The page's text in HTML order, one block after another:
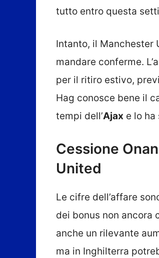
tutto entro questa
Intanto, il Manchester
mandare conferme.
per il ritiro estivo,
Hag conosce bene il
tempi dell’Ajax e lo
Cessione
United
Le cifre dell’affare
dei bonus non ancora
anche un rilevante
ma in Inghilterra